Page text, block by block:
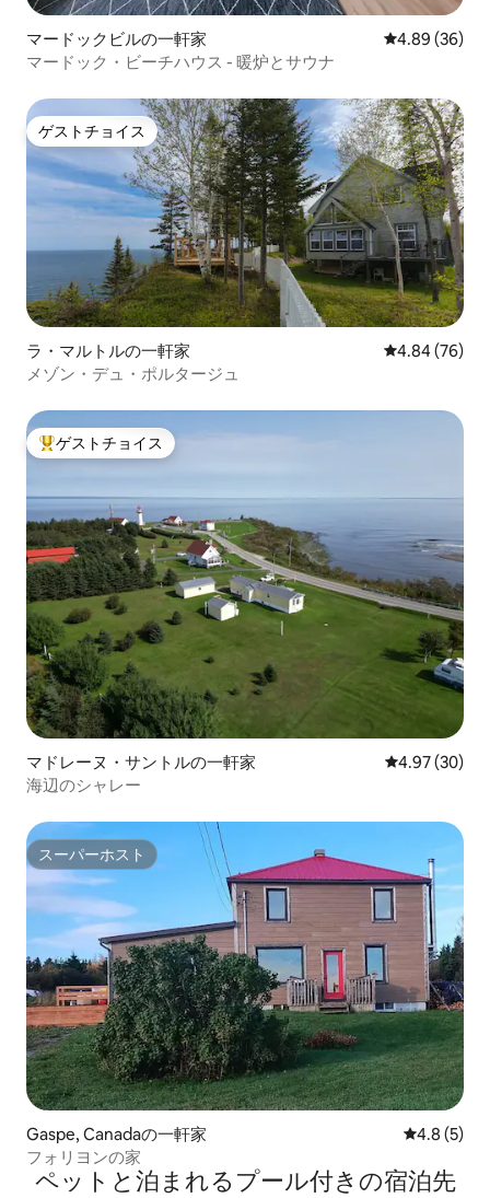
マードックビルの一軒家 レビュー36
4.89 (36)
マードック・ビーチハウス - 暖炉とサウナ
ゲストチョイス
ゲストチョイス
ラ・マルトルの一軒家 レビュー76
4.84 (76)
メゾン・デュ・ポルタージュ
大好評のゲストチョイスです。
ゲストチョイス
マドレーヌ・サントルの一軒家 レビュー30
4.97 (30)
海辺のシャレー
スーパーホスト
スーパーホスト
Gaspe, Canadaの一軒家 レビュー5
4.8 (5)
フォリヨンの家
ペットと泊まれるプール付きの宿泊先